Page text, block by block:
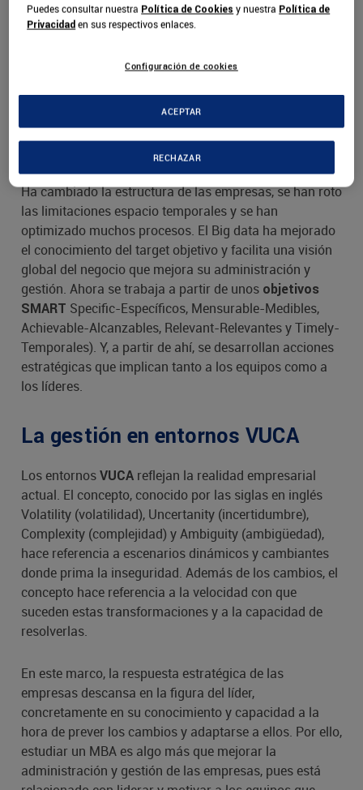
También se han generalizado nuevas metodologías
y ha mejorado la resolución de problemas gracias a las
metodologías Agile que optimizan la toma de
decisiones. Además, soluciones como el teletrabajo, la
economía colaborativa o el uso de máquinas han
Ha cambiado la estructura de las empresas, se han roto
las limitaciones espacio temporales y se han
optimizado muchos procesos. El Big data ha mejorado
el conocimiento del target objetivo y facilita una visión
global del negocio que mejora su administración y
gestión. Ahora se trabaja a partir de unos objetivos
SMART Specific-Específicos, Mensurable-Medibles,
Achievable-Alcanzables, Relevant-Relevantes y Timely-
Temporales). Y, a partir de ahí, se desarrollan acciones
estratégicas que implican tanto a los equipos como a
los líderes.
La gestión en entornos VUCA
Los entornos VUCA reflejan la realidad empresarial
actual. El concepto, conocido por las siglas en inglés
Volatility (volatilidad), Uncertanity (incertidumbre),
Complexity (complejidad) y Ambiguity (ambigüedad),
hace referencia a escenarios dinámicos y cambiantes
donde prima la inseguridad. Además de los cambios, el
concepto hace referencia a la velocidad con que
suceden estas transformaciones y a la capacidad de
resolverlas.
En este marco, la respuesta estratégica de las
empresas descansa en la figura del líder,
concretamente en su conocimiento y capacidad a la
hora de prever los cambios y adaptarse a ellos. Por ello,
estudiar un MBA es algo más que mejorar la
administración y gestión de las empresas, pues está
Puedes consultar nuestra Política de Cookies y nuestra Política de
Privacidad en sus respectivos enlaces.
Configuración de cookies
RECHAZAR
ACEPTAR